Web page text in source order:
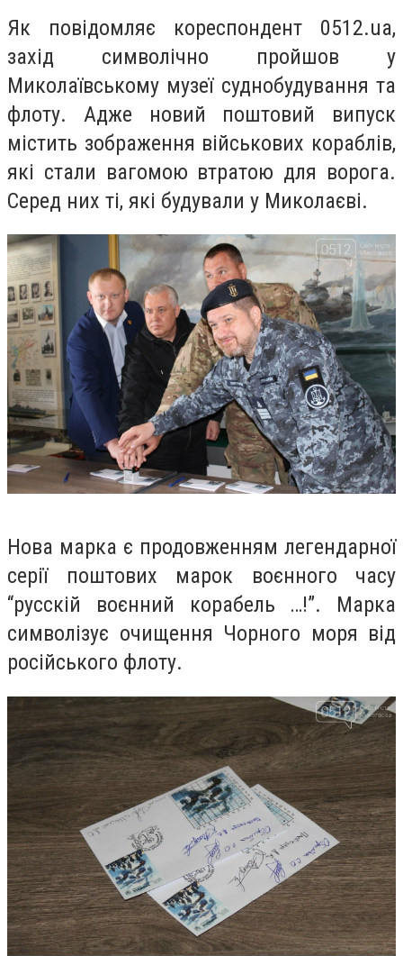
Як повідомляє кореспондент 0512.ua,
захід символічно пройшов у
Миколаївському музеї суднобудування та
флоту. Адже новий поштовий випуск
містить зображення військових кораблів,
які стали вагомою втратою для ворога.
Серед них ті, які будували у Миколаєві.
Нова марка є продовженням легендарної
серії поштових марок воєнного часу
“русскій воєнний корабель …!”. Марка
символізує очищення Чорного моря від
російського флоту.